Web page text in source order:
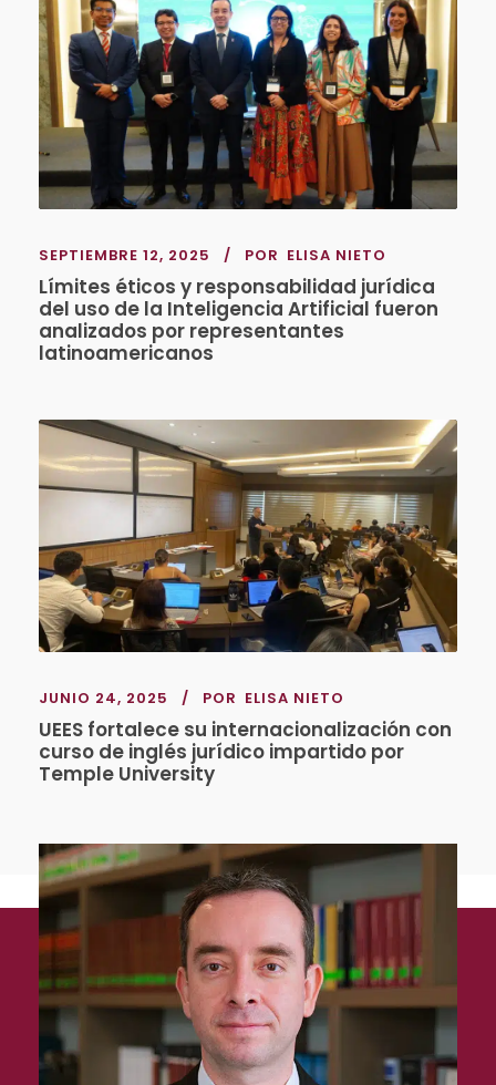
SEPTIEMBRE 12, 2025 POR ELISA NIETO
Límites éticos y responsabilidad jurídica
del uso de la Inteligencia Artificial fueron
analizados por representantes
latinoamericanos
JUNIO 24, 2025 POR ELISA NIETO
UEES fortalece su internacionalización con
curso de inglés jurídico impartido por
Temple University